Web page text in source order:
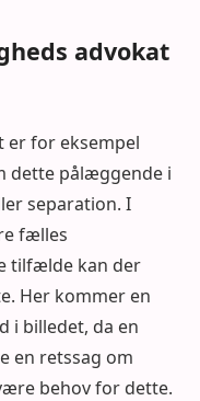
advokat
er for eksempel
dette pålæggende i
separation. I
fælles
tilfælde kan der
Her kommer en
i billedet, da en
en retssag om
behov for dette.